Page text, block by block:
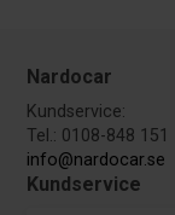
Nardocar
Kundservice:
Tel.: 0108-848 151
info@nardocar.se
Kundservice